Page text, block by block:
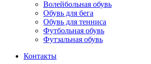
Волейбольная обувь
Обувь для бега
Обувь для тенниса
Футбольная обувь
Футзальная обувь
Контакты